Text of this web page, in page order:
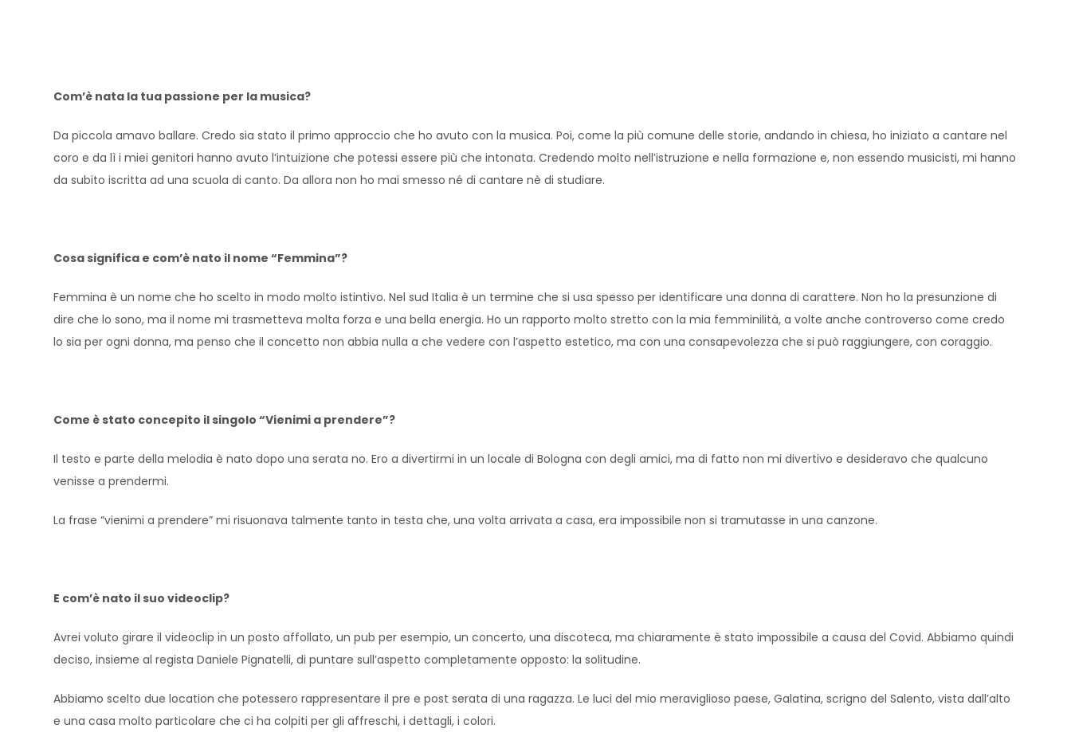
Com’è nata la tua passione per la musica?
Da piccola amavo ballare. Credo sia stato il primo approccio che ho avuto con la musica. Poi, come la più comune delle storie, andando in chiesa, ho iniziato a cantare nel
coro e da lì i miei genitori hanno avuto l’intuizione che potessi essere più che intonata. Credendo molto nell’istruzione e nella formazione e, non essendo musicisti, mi hanno
da subito iscritta ad una scuola di canto. Da allora non ho mai smesso né di cantare nè di studiare.
Cosa significa e com’è nato il nome “Femmina”?
Femmina è un nome che ho scelto in modo molto istintivo. Nel sud Italia è un termine che si usa spesso per identificare una donna di carattere. Non ho la presunzione di
dire che lo sono, ma il nome mi trasmetteva molta forza e una bella energia. Ho un rapporto molto stretto con la mia femminilità, a volte anche controverso come credo
lo sia per ogni donna, ma penso che il concetto non abbia nulla a che vedere con l’aspetto estetico, ma con una consapevolezza che si può raggiungere, con coraggio.
Come è stato concepito il singolo “Vienimi a prendere”?
Il testo e parte della melodia è nato dopo una serata no. Ero a divertirmi in un locale di Bologna con degli amici, ma di fatto non mi divertivo e desideravo che qualcuno
venisse a prendermi.
La frase “vienimi a prendere” mi risuonava talmente tanto in testa che, una volta arrivata a casa, era impossibile non si tramutasse in una canzone.
E com’è nato il suo videoclip?
Avrei voluto girare il videoclip in un posto affollato, un pub per esempio, un concerto, una discoteca, ma chiaramente è stato impossibile a causa del Covid. Abbiamo quindi
deciso, insieme al regista Daniele Pignatelli, di puntare sull’aspetto completamente opposto: la solitudine.
Abbiamo scelto due location che potessero rappresentare il pre e post serata di una ragazza. Le luci del mio meraviglioso paese, Galatina, scrigno del Salento, vista dall’alto
e una casa molto particolare che ci ha colpiti per gli affreschi, i dettagli, i colori.